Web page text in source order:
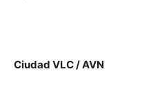
Ciudad VLC / AVN